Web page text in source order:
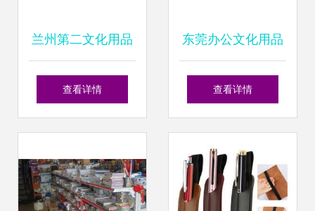
兰州第二文化用品
厂 墨盒 水
查看详情
东莞办公文化用品
市场中的茶壶零售
查看详情